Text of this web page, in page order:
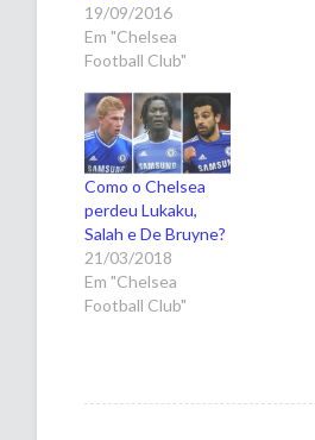
19/09/2016
Em "Chelsea
Football Club"
Como o Chelsea
perdeu Lukaku,
Salah e De Bruyne?
21/03/2018
Em "Chelsea
Football Club"